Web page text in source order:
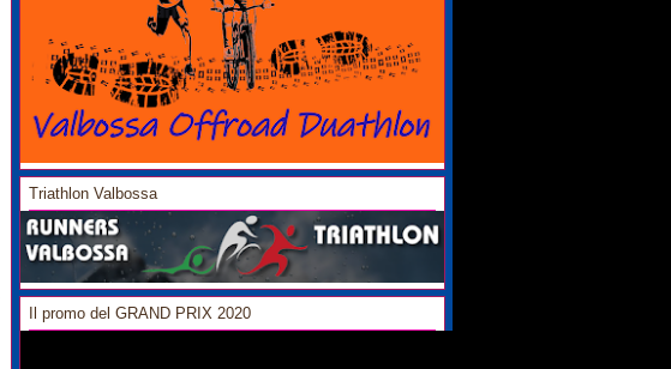
Triathlon Valbossa
Il promo del GRAND PRIX 2020